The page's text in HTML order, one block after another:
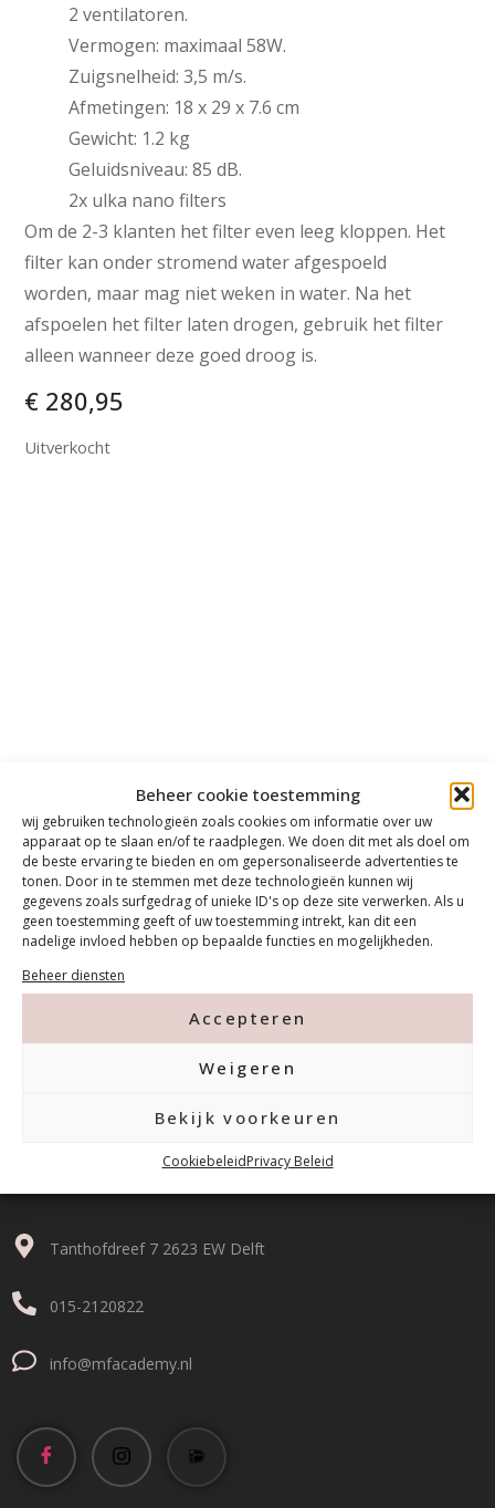
Beheer cookie toestemming
wij gebruiken technologieën zoals cookies om informatie over uw
apparaat op te slaan en/of te raadplegen. We doen dit met als doel om
de beste ervaring te bieden en om gepersonaliseerde advertenties te
tonen. Door in te stemmen met deze technologieën kunnen wij
gegevens zoals surfgedrag of unieke ID's op deze site verwerken. Als u
geen toestemming geeft of uw toestemming intrekt, kan dit een
nadelige invloed hebben op bepaalde functies en mogelijkheden.
Beheer diensten
Accepteren
Weigeren
Bekijk voorkeuren
CookiebeleidPrivacy Beleid
2 ventilatoren.
Vermogen: maximaal 58W.
Zuigsnelheid: 3,5 m/s.
Afmetingen: 18 x 29 x 7.6 cm
Gewicht: 1.2 kg
Geluidsniveau: 85 dB.
2x ulka nano filters
Om de 2-3 klanten het filter even leeg kloppen. Het
filter kan onder stromend water afgespoeld
worden, maar mag niet weken in water. Na het
afspoelen het filter laten drogen, gebruik het filter
alleen wanneer deze goed droog is.
€ 280,95
Uitverkocht
Tanthofdreef 7 2623 EW Delft
015-2120822
info@mfacademy.nl